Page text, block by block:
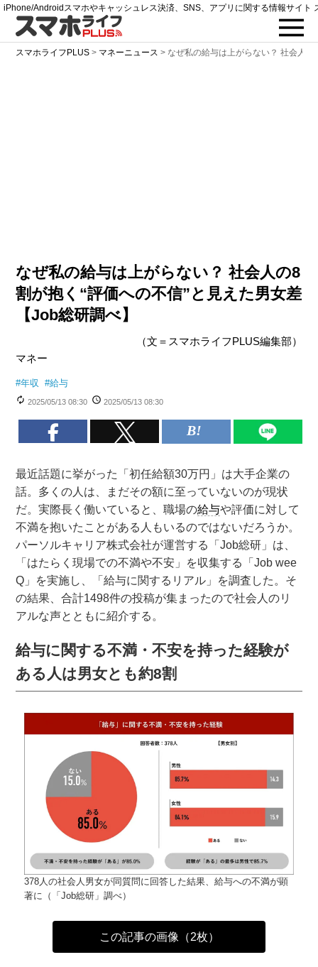
iPhone/Androidスマホやキャッシュレス決済、SNS、アプリに関する情報サイト
スマホライフPLUS > マネーニュース > なぜ私の給与は上がらない？ 社会人
なぜ私の給与は上がらない？ 社会人の8
割が抱く“評価への不信”と見えた男女差
【Job総研調べ】
（文＝スマホライフPLUS編集部）
マネー
#年収 #給与
2025/05/13 08:30 2025/05/13 08:30
最近話題に挙がった「初任給額30万円」は大手企業の
話。多くの人は、まだその額に至っていないのが現状
だ。実際長く働いていると、職場の給与や評価に対して
不満を抱いたことがある人もいるのではないだろうか。
パーソルキャリア株式会社が運営する「Job総研」は、
「はたらく現場での不満や不安」を収集する「Job wee
Q」を実施し、「給与に関するリアル」を調査した。そ
の結果、合計1498件の投稿が集まったので社会人のリ
アルな声とともに紹介する。
給与に関する不満・不安を持った経験が
ある人は男女とも約8割
378人の社会人男女が同質問に回答した結果、給与への不満が顕
著に（「Job総研」調べ）
この記事の画像（2枚）